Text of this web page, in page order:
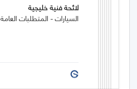
لائحة فنية خليجية
السيارات - المتطلبات العامة